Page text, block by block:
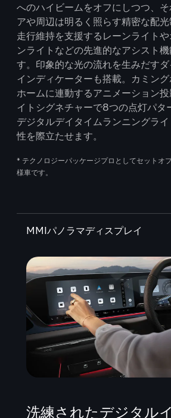
へのハイビームをオフにしつつ、
アや周辺は明るく照らす精密な配
走行維持を支援するレーンライト
ンライトなどの先進的なアシスト
す。印象的な光の流れを生みだす
インディケーターも搭載。カミン
ホームに連動するアニメーション
イトシグネチャーで8つの点灯パタ
デジタルデイタイムランニングラ
性を際立たせます。
* テクノロジーパッケージプロとしてセットオ
様車です。
MMIパノラマディスプレイ
洗練されたデジタル